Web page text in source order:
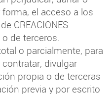
el acceso a los
CREACIONES
o de terceros.
o parcialmente, para
divulgar
propia o de terceras
previa y por escrito